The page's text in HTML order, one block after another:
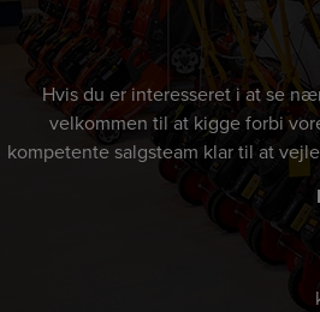
Hvis du er interesseret i at se
velkommen til at kigge forbi
kompetente salgsteam klar til at